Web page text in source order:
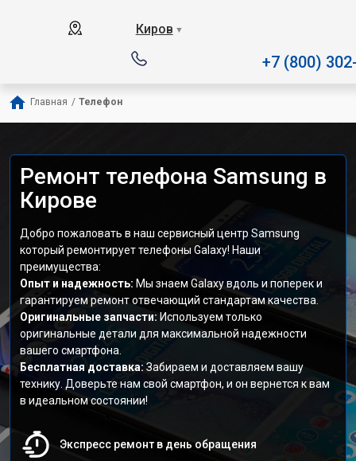
Киров ▼
+7 (800)
Главная / Телефон
Ремонт телефона Samsung в
Кирове
Добро пожаловать в наш сервисный центр Samsung
который ремонтирует телефоны Galaxy! Наши
преимущества:
Опыт и надежность: Мы знаем Galaxy вдоль и поперек и
гарантируем ремонт отвечающий стандартам качества.
Оригинальные запчасти: Используем только
оригинальные детали для максимальной надежности
вашего смартфона.
Бесплатная доставка: Забираем и доставляем вашу
технику. Доверьте нам свой смартфон, и он вернется к вам
в идеальном состоянии!
Экспресс ремонт в день обращения